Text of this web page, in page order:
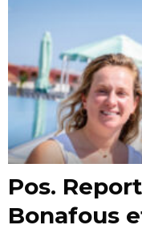
Pos.
Bonafous